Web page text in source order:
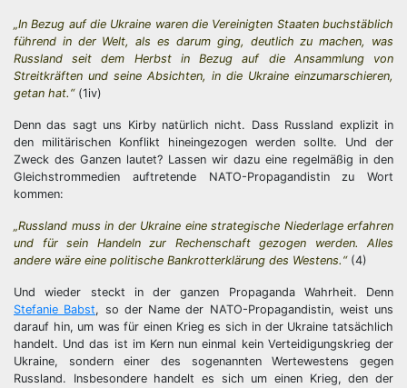
„In Bezug auf die Ukraine waren die Vereinigten Staaten buchstäblich
führend in der Welt, als es darum ging, deutlich zu machen, was
Russland seit dem Herbst in Bezug auf die Ansammlung von
Streitkräften und seine Absichten, in die Ukraine einzumarschieren,
getan hat.“(1iv)
Denn das sagt uns Kirby natürlich nicht. Dass Russland explizit in
den militärischen Konflikt hineingezogen werden sollte. Und der
Zweck des Ganzen lautet? Lassen wir dazu eine regelmäßig in den
Gleichstrommedien auftretende NATO-Propagandistin zu Wort
kommen:
„Russland muss in der Ukraine eine strategische Niederlage erfahren
und für sein Handeln zur Rechenschaft gezogen werden. Alles
andere wäre eine politische Bankrotterklärung des Westens.“(4)
Und wieder steckt in der ganzen Propaganda Wahrheit. Denn
Stefanie Babst, so der Name der NATO-Propagandistin, weist uns
darauf hin, um was für einen Krieg es sich in der Ukraine tatsächlich
handelt. Und das ist im Kern nun einmal kein Verteidigungskrieg der
Ukraine, sondern einer des sogenannten Wertewestens gegen
Russland. Insbesondere handelt es sich um einen Krieg, den der